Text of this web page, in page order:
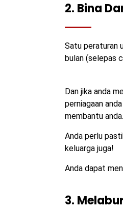
2. Bina
Satu peraturan
bulan (selepas
Dan jika anda
perniagaan
membantu anda.
Anda perlu
keluarga juga!
Anda dapat
3.